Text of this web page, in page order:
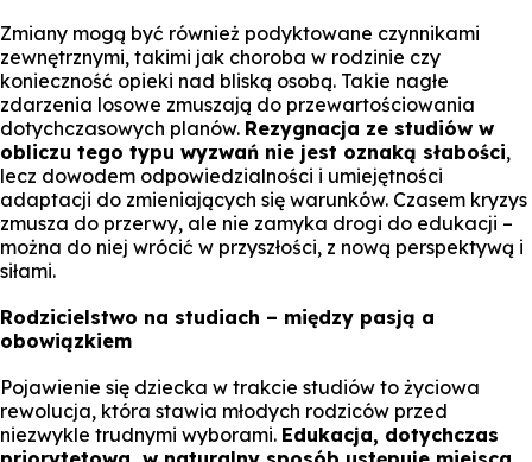
Zmiany mogą być również podyktowane czynnikami
zewnętrznymi, takimi jak choroba w rodzinie czy
konieczność opieki nad bliską osobą. Takie nagłe
zdarzenia losowe zmuszają do przewartościowania
dotychczasowych planów. Rezygnacja ze studiów w
obliczu tego typu wyzwań nie jest oznaką słabości,
lecz dowodem odpowiedzialności i umiejętności
adaptacji do zmieniających się warunków. Czasem kryzys
zmusza do przerwy, ale nie zamyka drogi do edukacji –
można do niej wrócić w przyszłości, z nową perspektywą i
siłami.
Rodzicielstwo na studiach – między pasją a
obowiązkiem
Pojawienie się dziecka w trakcie studiów to życiowa
rewolucja, która stawia młodych rodziców przed
niezwykle trudnymi wyborami. Edukacja, dotychczas